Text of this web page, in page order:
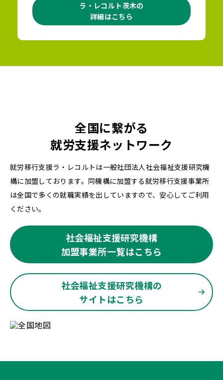
ラ・レコルト茨木の
詳細はこちら
全国に繋がる
就労支援ネットワーク
就労移行支援ラ・レコルトは一般社団法人社会福祉支援研究機
構に加盟しております。同機構に加盟する就労移行支援事業所
は全国で多くの就職実績を出していますので、安心してご利用
ください。
社会福祉支援研究機構
加盟事業所一覧はこちら
社会福祉支援研究機構の
サイトはこちら